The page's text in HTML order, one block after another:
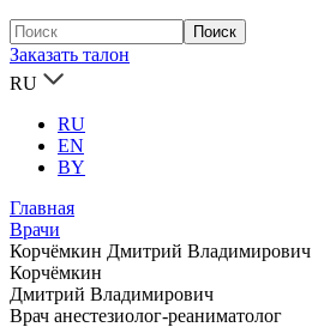
Заказать талон
RU
RU
EN
BY
Главная
Врачи
Корчёмкин Дмитрий Владимирович
Корчёмкин
Дмитрий Владимирович
Врач анестезиолог-реаниматолог